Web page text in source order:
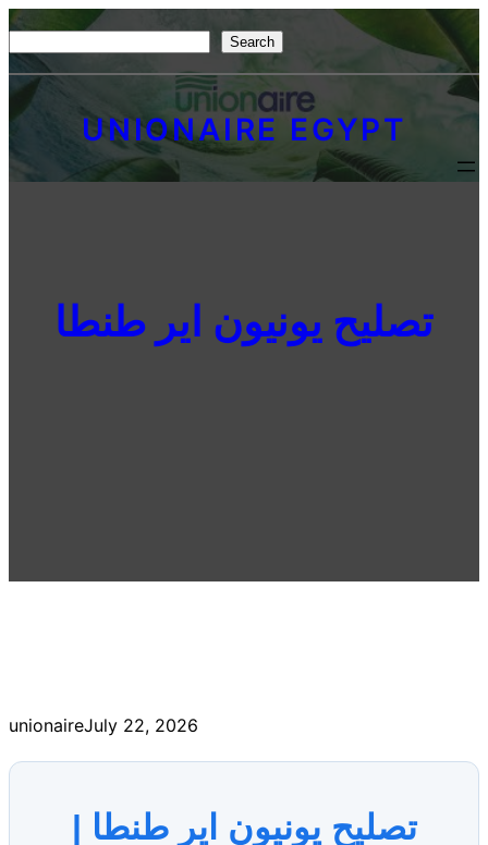
Skip
to
content
e
r
c
Search
UNIONAIRE EGYPT
تصليح يونيون اير طنطا
unionaireJuly 22, 2026
تصليح يونيون اير طنطا |